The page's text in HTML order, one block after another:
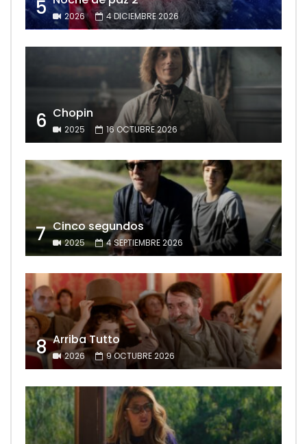
5 2026 4 DICIEMBRE 2026
6 Chopin
2025 16 OCTUBRE 2026
7 Cinco segundos
2025 4 SEPTIEMBRE 2026
8 Arriba Tutto
2026 9 OCTUBRE 2026